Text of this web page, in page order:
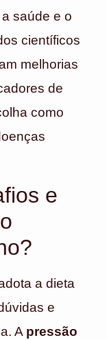
saúde e o
científicos
melhorias
de
como
e
a dieta
e
A pressão